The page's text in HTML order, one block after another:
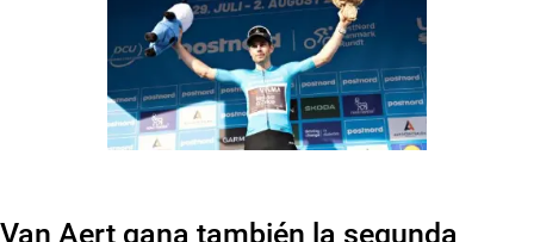
Van Aert gana también la segunda